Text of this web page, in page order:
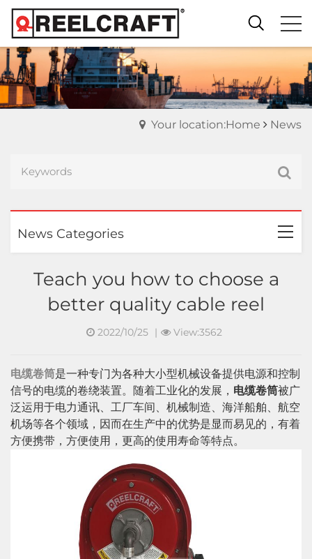
Your location:Home News
News Categories
Teach you how to choose a
better quality cable reel
2022/10/25 | View:3562
电缆卷筒是一种专门为各种大小型机械设备提供电源和控制
信号的电缆的卷绕装置。随着工业化的发展， 电缆卷筒被广
泛运用于电力通讯、工厂车间、机械制造、海洋船舶、航空
机场等各个领域，因而在生产中的优势是显而易见的，有着
方便携带，方便使用，更高的使用寿命等特点。